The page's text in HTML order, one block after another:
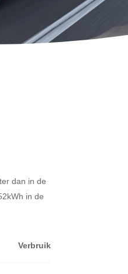
dan in de
in de
Verbruik